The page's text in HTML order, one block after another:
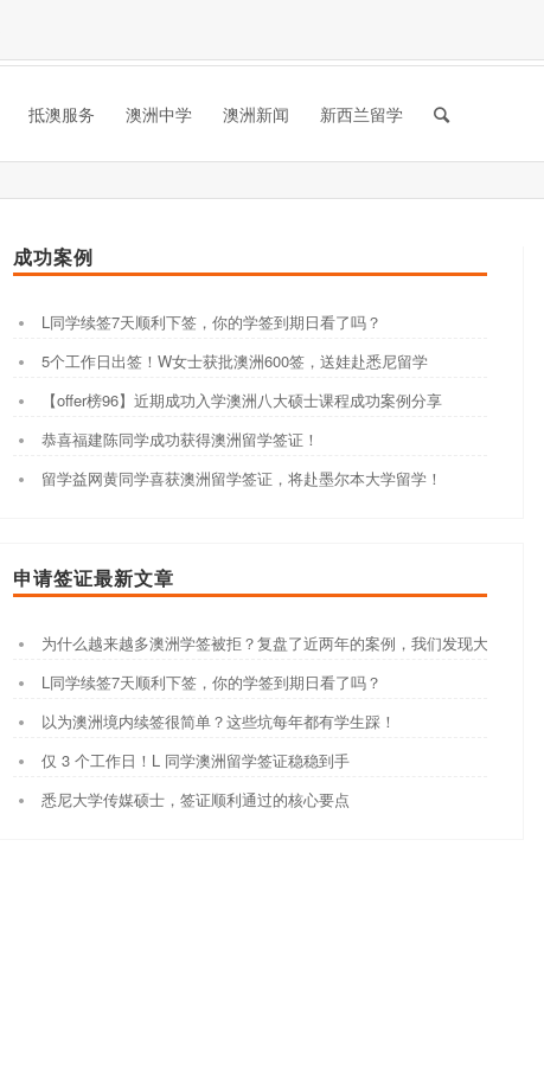
抵澳服务 澳洲中学 澳洲新闻 新西兰留学
成功案例
L同学续签7天顺利下签，你的学签到期日看了吗？
5个工作日出签！W女士获批澳洲600签，送娃赴悉尼留学
【offer榜96】近期成功入学澳洲八大硕士课程成功案例分享
恭喜福建陈同学成功获得澳洲留学签证！
留学益网黄同学喜获澳洲留学签证，将赴墨尔本大学留学！
申请签证最新文章
为什么越来越多澳洲学签被拒？复盘了近两年的案例，我们发现大家都踩
L同学续签7天顺利下签，你的学签到期日看了吗？
以为澳洲境内续签很简单？这些坑每年都有学生踩！
仅 3 个工作日！L 同学澳洲留学签证稳稳到手
悉尼大学传媒硕士，签证顺利通过的核心要点